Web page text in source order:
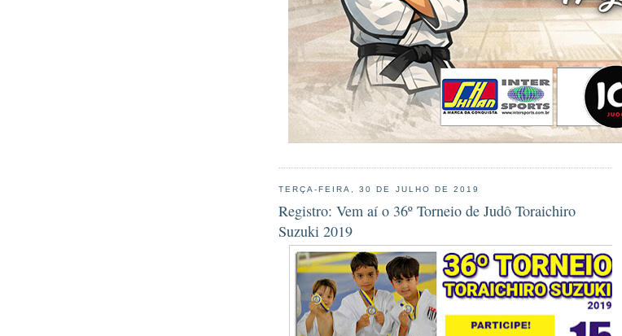
TERÇA-FEIRA, 30 DE JULHO DE 2019
Registro: Vem aí o 36º Torneio de Judô Toraichiro
Suzuki 2019